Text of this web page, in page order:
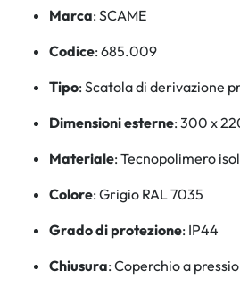
Marca: SCAME
Codice: 685.009
Tipo: Scatola di derivazione
Dimensioni esterne: 300 x
Materiale: Tecnopolimero
Colore: Grigio RAL 7035
Grado di protezione: IP44
Chiusura: Coperchio a